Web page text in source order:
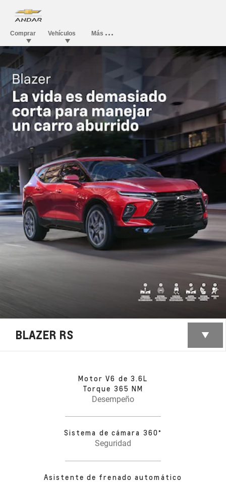
BLAZER RS
Motor V6 de 3.6L
Torque 365 NM
Desempeño
Sistema de cámara 360°
Seguridad
Asistente de frenado automático